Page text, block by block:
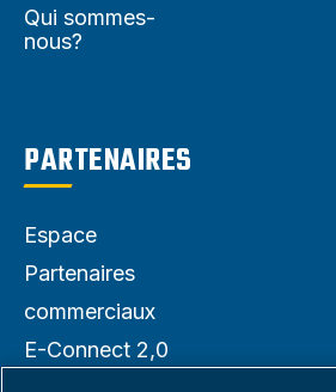
Qui sommes-
nous?
PARTENAIRES
Espace
Partenaires
commerciaux
E-Connect 2,0